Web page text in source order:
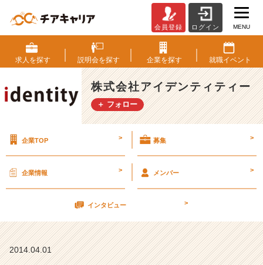
ु⚈᷁
௰
⚈᷁
ू)
4
月
（土）
説
明
会員登録 ログイン MENU
求人を探す 説明会を探す 企業を探す 就職イベント
株式会社アイデンティティー
＋ フォロー
企業TOP > 募集 >
企業情報 > メンバー >
インタビュー >
2014.04.01